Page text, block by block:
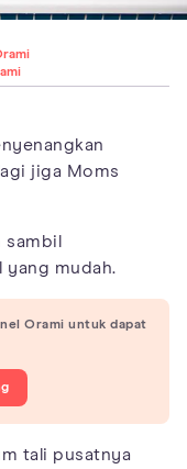
jiga Moms
sambil
yang mudah.
Orami untuk dapat
tali pusatnya